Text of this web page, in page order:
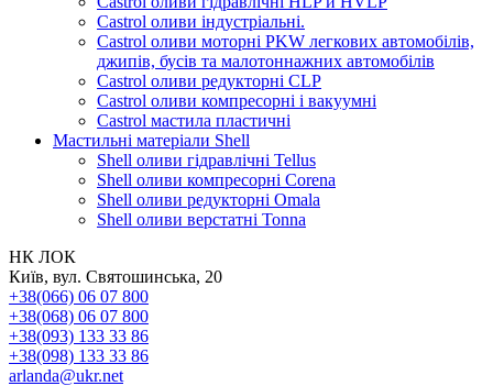
Castrol оливи індустріальні.
Castrol оливи моторні PKW легкових автомобілів,
джипів, бусів та малотоннажних автомобілів
Castrol оливи редукторні CLP
Castrol оливи компресорні і вакуумні
Castrol мастила пластичні
Мастильні матеріали Shell
Shell оливи гідравлічні Tellus
Shell оливи компресорні Corena
Shell оливи редукторні Omala
Shell оливи верстатні Tonna
НК ЛОК
Київ, вул. Святошинська, 20
+38(066) 06 07 800
+38(068) 06 07 800
+38(093) 133 33 86
+38(098) 133 33 86
arlanda@ukr.net